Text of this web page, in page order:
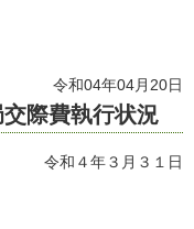
令和04年04月20日
際費執行状況
令和４年３月３１日